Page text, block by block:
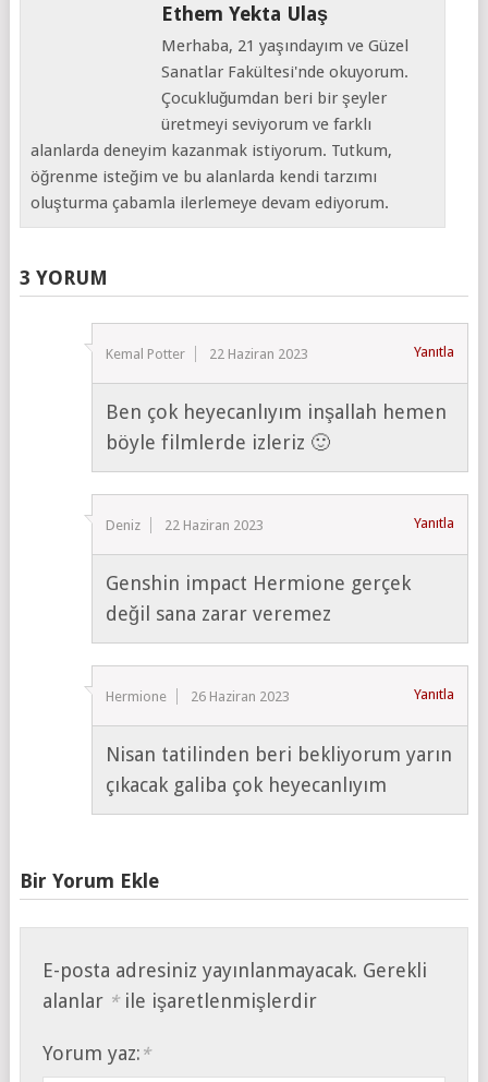
Ethem Yekta Ulaş
Merhaba, 21 yaşındayım ve Güzel
Sanatlar Fakültesi'nde okuyorum.
Çocukluğumdan beri bir şeyler
üretmeyi seviyorum ve farklı
alanlarda deneyim kazanmak istiyorum. Tutkum,
öğrenme isteğim ve bu alanlarda kendi tarzımı
oluşturma çabamla ilerlemeye devam ediyorum.
3 YORUM
Kemal Potter 22 Haziran 2023 Yanıtla
Ben çok heyecanlıyım inşallah hemen
böyle filmlerde izleriz 🙂
Deniz 22 Haziran 2023 Yanıtla
Genshin impact Hermione gerçek
değil sana zarar veremez
Hermione 26 Haziran 2023 Yanıtla
Nisan tatilinden beri bekliyorum yarın
çıkacak galiba çok heyecanlıyım
Bir Yorum Ekle
E-posta adresiniz yayınlanmayacak. Gerekli
alanlar *ile işaretlenmişlerdir
Yorum yaz: *